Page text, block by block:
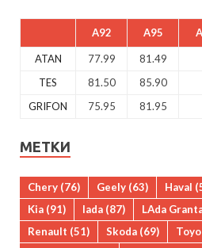
A92 A95
ATAN 77.99 81.49
TES
81.50 85.90
GRIFON
75.95 81.95
МЕТКИ
Chery (76) Geely (63) Haval
Kia (91) lada (87) LAda
Renault (51) Skoda (69)